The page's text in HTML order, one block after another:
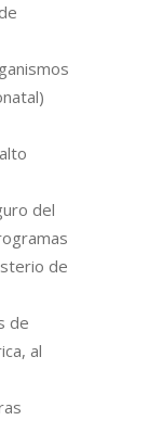
del
de
de
al